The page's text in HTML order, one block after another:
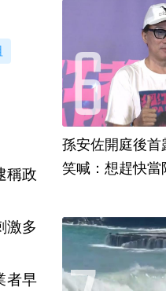
稱政
激多
者早
孫安佐開庭後
笑喊：想趕快當